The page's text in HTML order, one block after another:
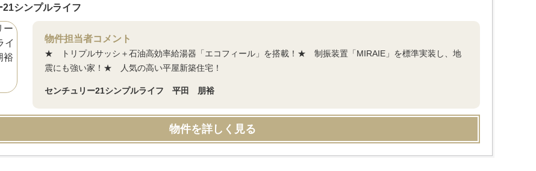
21シンプルライフ
物件担当者コメント
★ トリプルサッシ＋石油高効率給湯器「エコフィール」を搭載！★ 制振装置「MIRAIE」を標準実装し、地
震にも強い家！★ 人気の高い平屋新築住宅！
センチュリー21シンプルライフ 平田 朋裕
物件を詳しく見る